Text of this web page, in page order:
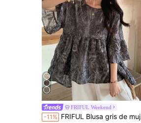
FRIFUL Weekend
-11% FRIFUL Blusa gris de mujer con lindo ribete de volantes, top de verano